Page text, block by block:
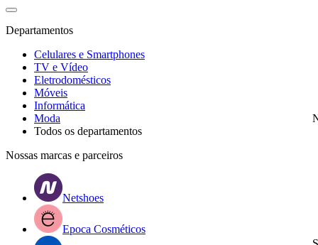
Departamentos
Celulares e Smartphones
TV e Vídeo
Eletrodomésticos
Móveis
Informática
Moda
Todos os departamentos
Nossas marcas e parceiros
Netshoes
Epoca Cosméticos